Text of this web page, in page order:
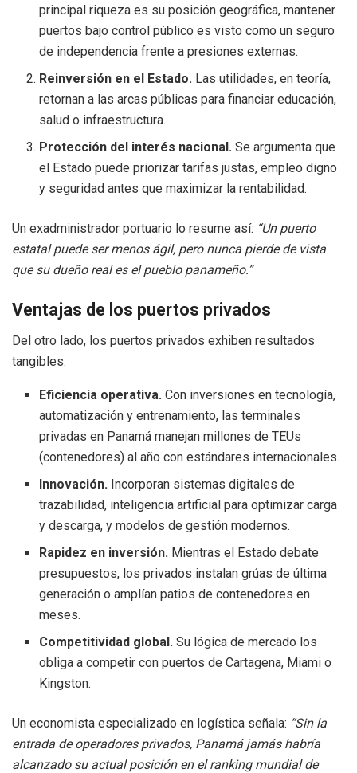
principal riqueza es su posición geográfica, mantener
puertos bajo control público es visto como un seguro
de independencia frente a presiones externas.
Reinversión en el Estado. Las utilidades, en teoría,
retornan a las arcas públicas para financiar educación,
salud o infraestructura.
Protección del interés nacional. Se argumenta que
el Estado puede priorizar tarifas justas, empleo digno
y seguridad antes que maximizar la rentabilidad.
Un exadministrador portuario lo resume así: “Un puerto
estatal puede ser menos ágil, pero nunca pierde de vista
que su dueño real es el pueblo panameño.”
Ventajas de los puertos privados
Del otro lado, los puertos privados exhiben resultados
tangibles:
Eficiencia operativa. Con inversiones en tecnología,
automatización y entrenamiento, las terminales
privadas en Panamá manejan millones de TEUs
(contenedores) al año con estándares internacionales.
Innovación. Incorporan sistemas digitales de
trazabilidad, inteligencia artificial para optimizar carga
y descarga, y modelos de gestión modernos.
Rapidez en inversión. Mientras el Estado debate
presupuestos, los privados instalan grúas de última
generación o amplían patios de contenedores en
meses.
Competitividad global. Su lógica de mercado los
obliga a competir con puertos de Cartagena, Miami o
Kingston.
Un economista especializado en logística señala: “Sin la
entrada de operadores privados, Panamá jamás habría
alcanzado su actual posición en el ranking mundial de